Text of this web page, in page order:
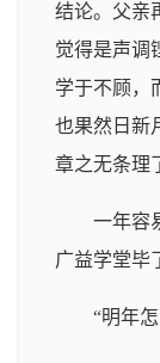
结论。父亲
觉得是声调
学于不顾，
也果然日新
章之无条理
一年容
广益学堂毕
“明年